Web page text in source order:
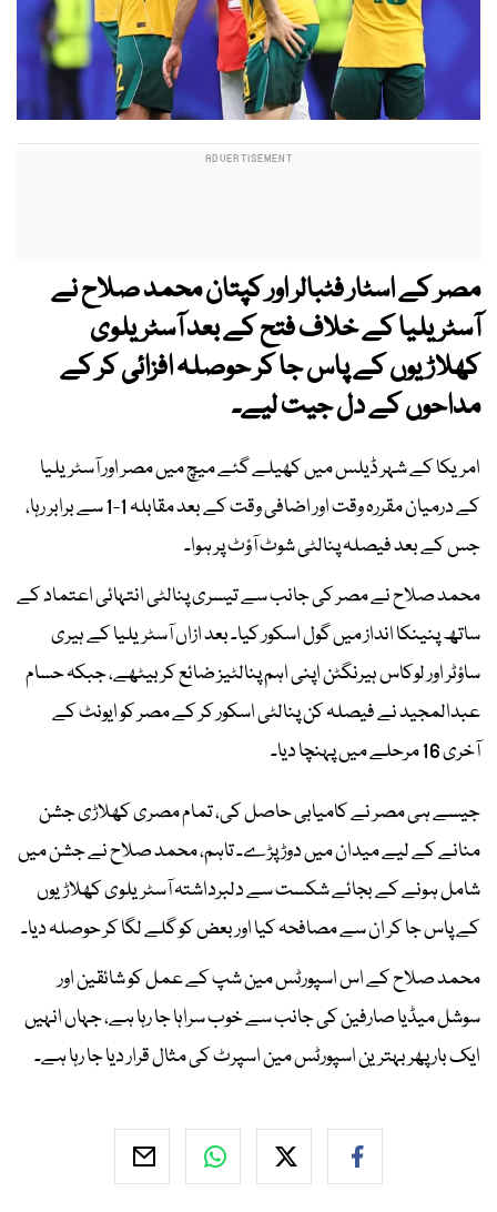
مصر کے اسٹار فٹبالر اور کپتان محمد صلاح نے
آسٹریلیا کے خلاف فتح کے بعد آسٹریلوی
کھلاڑیوں کے پاس جا کر حوصلہ افزائی کر کے
مداحوں کے دل جیت لیے۔
امریکا کے شہر ڈیلس میں کھیلے گئے میچ میں مصر اور آسٹریلیا
کے درمیان مقررہ وقت اور اضافی وقت کے بعد مقابلہ 1-1 سے برابر رہا،
جس کے بعد فیصلہ پنالٹی شوٹ آؤٹ پر ہوا۔
محمد صلاح نے مصر کی جانب سے تیسری پنالٹی انتہائی اعتماد کے
ساتھ پنینکا انداز میں گول اسکور کیا۔ بعد ازاں آسٹریلیا کے ہیری
ساؤٹر اور لوکاس ہیرنگٹن اپنی اہم پنالٹیز ضائع کر بیٹھے، جبکہ حسام
عبدالمجید نے فیصلہ کن پنالٹی اسکور کر کے مصر کو ایونٹ کے
آخری 16 مرحلے میں پہنچا دیا۔
جیسے ہی مصر نے کامیابی حاصل کی، تمام مصری کھلاڑی جشن
منانے کے لیے میدان میں دوڑ پڑے۔ تاہم، محمد صلاح نے جشن میں
شامل ہونے کے بجائے شکست سے دلبرداشتہ آسٹریلوی کھلاڑیوں
کے پاس جا کر ان سے مصافحہ کیا اور بعض کو گلے لگا کر حوصلہ دیا۔
محمد صلاح کے اس اسپورٹس مین شپ کے عمل کو شائقین اور
سوشل میڈیا صارفین کی جانب سے خوب سراہا جا رہا ہے، جہاں انہیں
ایک بار پھر بہترین اسپورٹس مین اسپرٹ کی مثال قرار دیا جا رہا ہے۔